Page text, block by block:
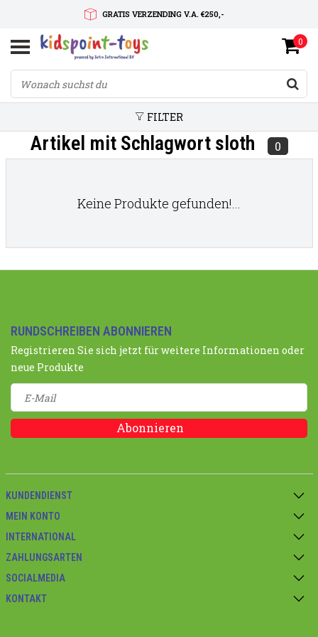
GRATIS VERZENDING V.A. €250,-
SNELLE LEVERTIJD
SERVICE OP MAAT
0
FILTER
Artikel mit Schlagwort sloth 0
Keine Produkte gefunden!...
RUNDSCHREIBEN ABONNIEREN
Registrieren Sie sich jetzt für weitere Informationen oder
neue Produkte
Abonnieren
KUNDENDIENST
MEIN KONTO
INTERNATIONAL
ZAHLUNGSARTEN
SOCIALMEDIA
KONTAKT